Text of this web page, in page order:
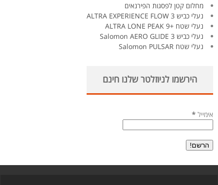
מחלום קטן לפסגות הפירנאים
נעלי כביש ALTRA EXPERIENCE FLOW 3
נעלי שטח +ALTRA LONE PEAK 9
נעלי כביש Salomon AERO GLIDE 3
נעלי שטח Salomon PULSAR
הירשמו לניוזלטר שלנו חינם
אימייל *